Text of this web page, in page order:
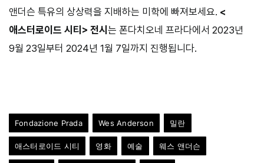
앤더슨 특유의 상상력을 지배하는 미학에 빠져보세요. <
애스터로이드 시티> 전시 는 폰다치오네 프라다에서 2023년
9월 23일부터 2024년 1월 7일까지 진행됩니다.
Fondazione Prada Wes Anderson 밀란
애스터로이드 시티 영화 예술 웨스 앤더슨